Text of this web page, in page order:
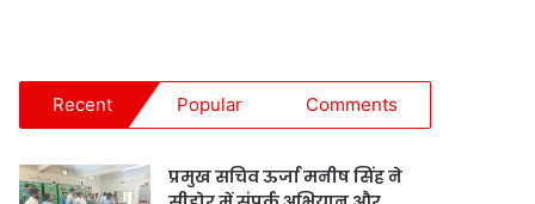
Recent Popular Comments
प्रमुख सचिव ऊर्जा मनीष सिंह ने